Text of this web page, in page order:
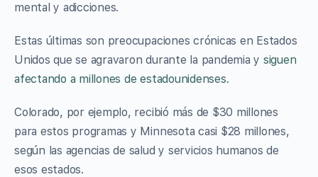
mental y adicciones.
Estas últimas son preocupaciones crónicas en Estados
Unidos que se agravaron durante la pandemia y siguen
afectando a millones de estadounidenses.
Colorado, por ejemplo, recibió más de $30 millones
para estos programas y Minnesota casi $28 millones,
según las agencias de salud y servicios humanos de
esos estados.